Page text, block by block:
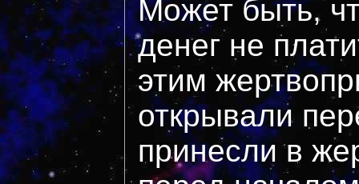
Может быть,
денег не
этим
открывали
принесли в